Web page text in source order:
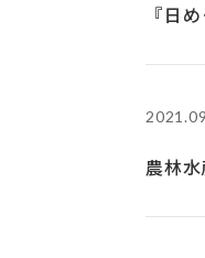
『日
農林